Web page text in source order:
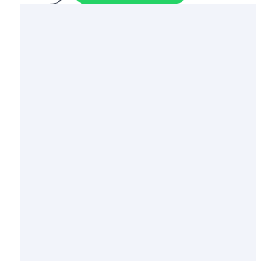
מותגים מתחרים